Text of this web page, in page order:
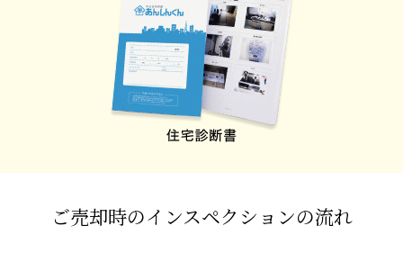
ご売却時のインスペクションの流れ